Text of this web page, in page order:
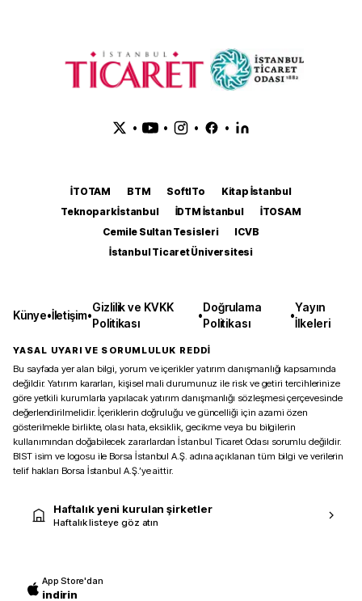
• • • •
İTOTAM BTM SoftITo
Kitap İstanbul
Teknopark İstanbul
İDTM İstanbul
İTOSAM
Cemile Sultan Tesisleri
ICVB
İstanbul Ticaret Üniversitesi
Künye•İletişim•
Gizlilik ve KVKK
Politikası
•
Doğrulama
Politikası
•
Yayın
İlkeleri
YASAL UYARI VE SORUMLULUK REDDİ
Bu sayfada yer alan bilgi, yorum ve içerikler yatırım danışmanlığı kapsamında
değildir. Yatırım kararları, kişisel mali durumunuz ile risk ve getiri tercihlerinize
göre yetkili kurumlarla yapılacak yatırım danışmanlığı sözleşmesi çerçevesinde
değerlendirilmelidir. İçeriklerin doğruluğu ve güncelliği için azami özen
gösterilmekle birlikte, olası hata, eksiklik, gecikme veya bu bilgilerin
kullanımından doğabilecek zararlardan İstanbul Ticaret Odası sorumlu değildir.
BIST isim ve logosu ile Borsa İstanbul A.Ş. adına açıklanan tüm bilgi ve verilerin
telif hakları Borsa İstanbul A.Ş.’ye aittir.
Haftalık yeni kurulan şirketler
Haftalık listeye göz atın
App Store'dan
indirin